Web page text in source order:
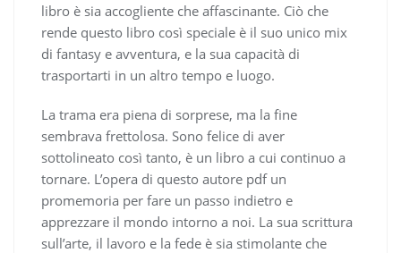
libro è sia accogliente che affascinante. Ciò che
rende questo libro così speciale è il suo unico mix
di fantasy e avventura, e la sua capacità di
trasportarti in un altro tempo e luogo.
La trama era piena di sorprese, ma la fine
sembrava frettolosa. Sono felice di aver
sottolineato così tanto, è un libro a cui continuo a
tornare. L’opera di questo autore pdf un
promemoria per fare un passo indietro e
apprezzare il mondo intorno a noi. La sua scrittura
sull’arte, il lavoro e la fede è sia stimolante che